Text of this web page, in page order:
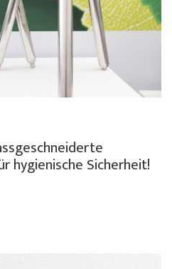
hygienische Sicherheit!